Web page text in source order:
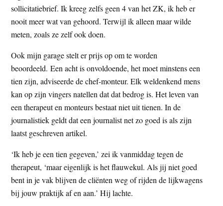
sollicitatiebrief. Ik kreeg zelfs geen 4 van het ZK, ik heb er
nooit meer wat van gehoord. Terwijl ik alleen maar wilde
meten, zoals ze zelf ook doen.
Ook mijn garage stelt er prijs op om te worden
beoordeeld. Een acht is onvoldoende, het moet minstens een
tien zijn, adviseerde de chef-monteur. Elk weldenkend mens
kan op zijn vingers natellen dat dat bedrog is. Het leven van
een therapeut en monteurs bestaat niet uit tienen. In de
journalistiek geldt dat een journalist net zo goed is als zijn
laatst geschreven artikel.
‘Ik heb je een tien gegeven,’ zei ik vanmiddag tegen de
therapeut, ‘maar eigenlijk is het flauwekul. Als jij niet goed
bent in je vak blijven de cliënten weg of rijden de lijkwagens
bij jouw praktijk af en aan.’ Hij lachte.